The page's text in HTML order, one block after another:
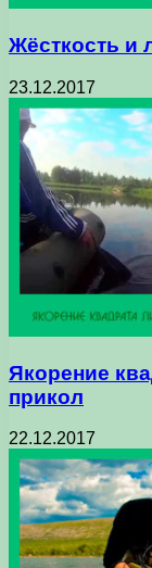
Жёсткость и
23.12.2017
Якорение
прикол
22.12.2017